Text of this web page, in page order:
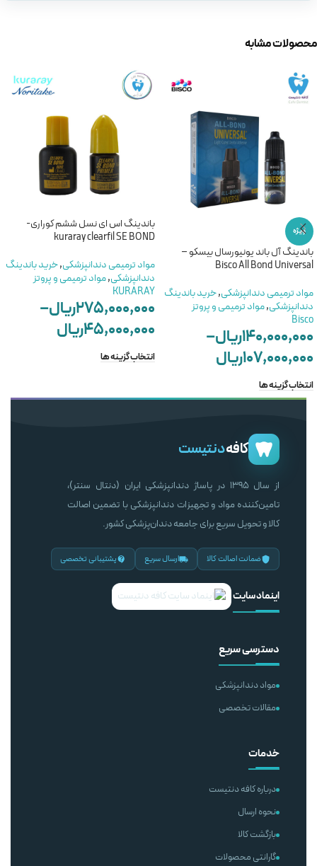
محصولات مشابه
ویژه
باندینگ آل باند یونیورسال بیسکو –
Bisco All Bond Universal
مواد ترمیمی دندانپزشکی,خرید باندینگ
دندانپزشکی,مواد ترمیمی و پروتز
Bisco
۱۴۰,۰۰۰,۰۰۰ریال–
۱۰۷,۰۰۰,۰۰۰ریال
انتخاب گزینه ها
باندینگ اس ای نسل ششم کوراری-
kuraray clearfil SE BOND
مواد ترمیمی دندانپزشکی,خرید باندینگ
دندانپزشکی,مواد ترمیمی و پروتز
KURARAY
۲۷۵,۰۰۰,۰۰۰ریال–
۴۵,۰۰۰,۰۰۰ریال
انتخاب گزینه ها
کافهدنتیست
از سال ۱۳۹۵ در پاساژ دندانپزشکی ایران (دنتال سنتر)،
تامین‌کننده مواد و تجهیزات دندانپزشکی با تضمین اصالت
کالا و تحویل سریع برای جامعه دندان‌پزشکی کشور.
ضمانت اصالت کالا ارسال سریع پشتیبانی تخصصی
اینماد سایت
دسترسی سریع
مواد دندانپزشکی
مقالات تخصصی
خدمات
درباره کافه دنتیست
نحوه ارسال
بازگشت کالا
گارانتی محصولات